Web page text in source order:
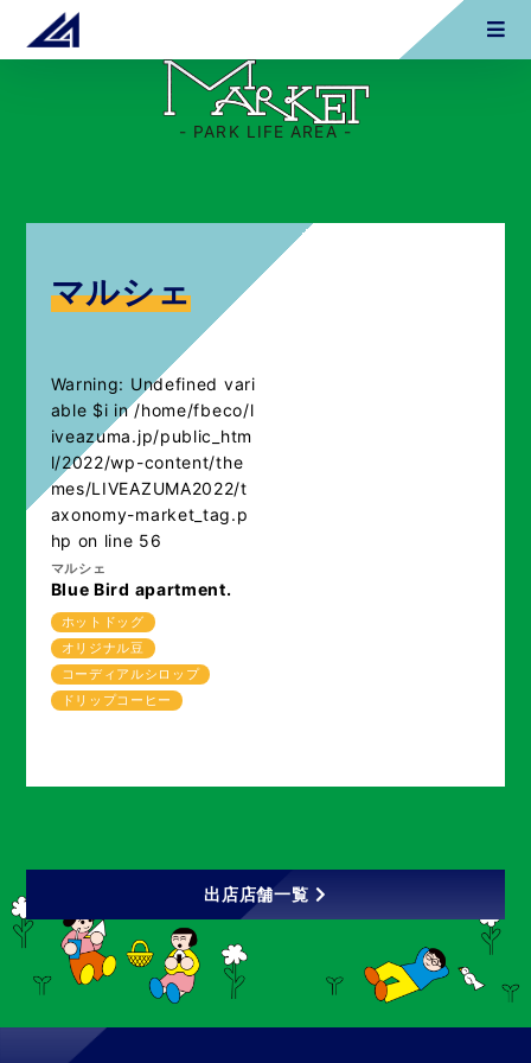
- PARK LIFE AREA -
マルシェ
Warning: Undefined vari
able $i in/home/fbeco/l
iveazuma.jp/public_htm
l/2022/wp-content/the
mes/LIVEAZUMA2022/t
axonomy-market_tag.p
hp on line 56
マルシェ
Blue Bird apartment.
ホットドッグ
オリジナル豆
コーディアルシロップ
ドリップコーヒー
出店店舗一覧